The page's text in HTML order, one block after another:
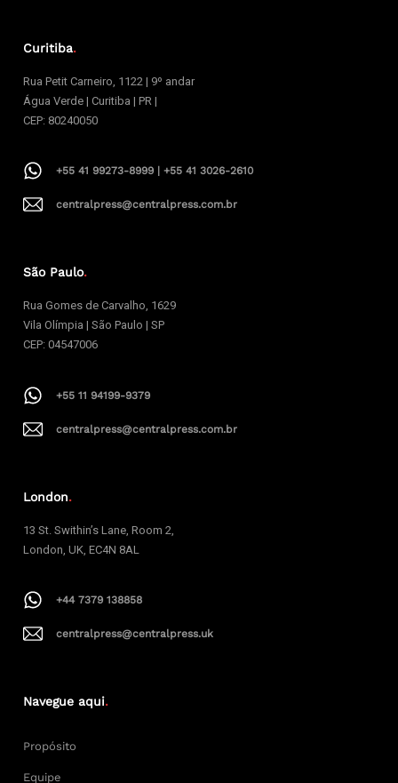
Curitiba.
Rua Petit Carneiro, 1122 | 9º andar
Água Verde | Curitiba | PR |
CEP: 80240050
+55 41 99273-8999 | +55 41 3026-2610
centralpress@centralpress.com.br
São Paulo.
Rua Gomes de Carvalho, 1629
Vila Olímpia | São Paulo | SP
CEP: 04547006
+55 11 94199-9379
centralpress@centralpress.com.br
London.
13 St. Swithin’s Lane, Room 2,
London, UK, EC4N 8AL
+44 7379 138858
centralpress@centralpress.uk
Navegue aqui.
Propósito
Equipe